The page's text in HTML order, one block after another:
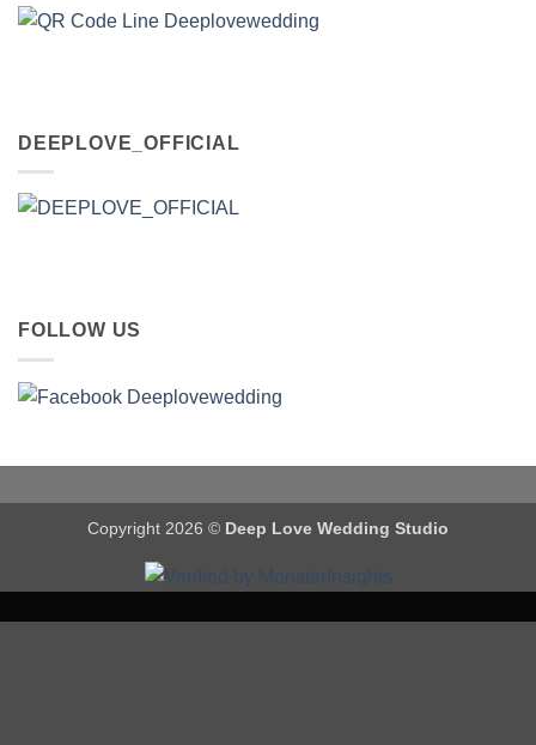
DEEPLOVE_OFFICIAL
FOLLOW US
Copyright 2026 © Deep Love Wedding Studio